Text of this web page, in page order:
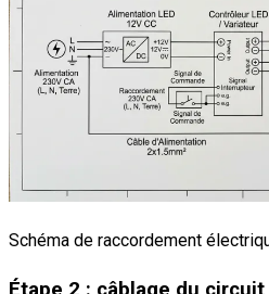
Schéma de raccordement